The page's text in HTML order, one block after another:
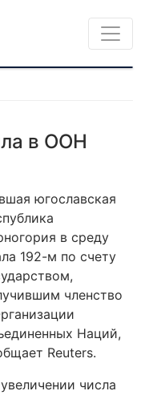
в ООН
югославская
в среду
192-м по счету
членство
Наций,
Reuters.
числа